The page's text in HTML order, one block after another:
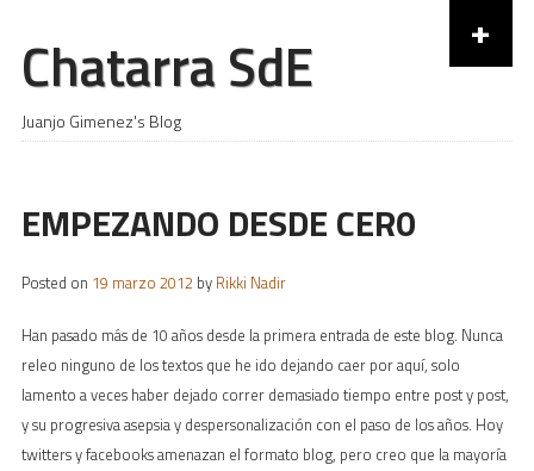
Chatarra SdE
Juanjo Gimenez's Blog
+
Skip to content
EMPEZANDO DESDE CER0
Posted on 19 marzo 2012by Rikki Nadir
Han pasado más de 10 años desde la primera entrada de este blog. Nunca
releo ninguno de los textos que he ido dejando caer por aquí, solo
lamento a veces haber dejado correr demasiado tiempo entre post y post,
y su progresiva asepsia y despersonalización con el paso de los años. Hoy
twitters y facebooks amenazan el formato blog, pero creo que la mayoría